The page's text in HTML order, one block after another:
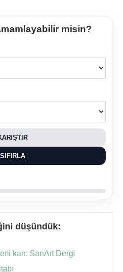
misin?
SIFIRLA
düşündük:
kan: SanArt Dergi